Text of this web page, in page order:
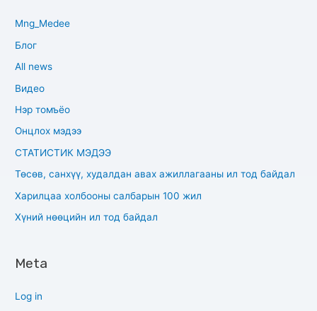
Mng_Medee
Блог
All news
Видео
Нэр томъёо
Онцлох мэдээ
СТАТИСТИК МЭДЭЭ
Төсөв, санхүү, худалдан авах ажиллагааны ил тод байдал
Харилцаа холбооны салбарын 100 жил
Хүний нөөцийн ил тод байдал
Meta
Log in